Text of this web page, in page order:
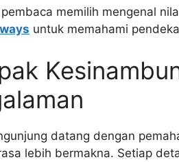
memilih mengenal
untuk memahami
datang dengan
lebih bermakna. Setiap